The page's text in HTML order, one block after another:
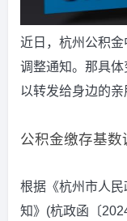
近日，杭州公积
调整通知。那具
以转发给身边的亲
公积金缴存基数
根据《杭州市人
知》(杭政函〔